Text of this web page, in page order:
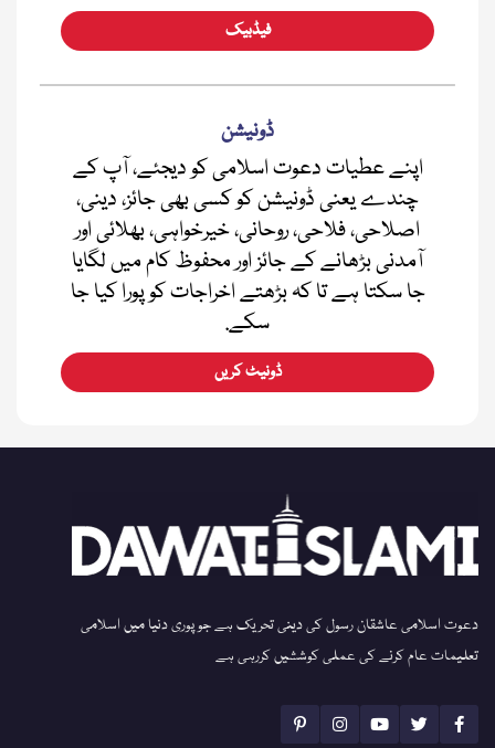
فیڈبیک
ڈونیشن
اپنے عطیات دعوت اسلامی کو دیجئے، آپ کے
چندے یعنی ڈونیشن کو کسی بھی جائز، دینی،
اصلاحی، فلاحی، روحانی، خیرخواہی، بھلائی اور
آمدنی بڑھانے کے جائز اور محفوظ کام میں لگایا
جا سکتا ہے تا کہ بڑھتے اخراجات کو پورا کیا جا
سکے.
ڈونیٹ کریں
دعوت اسلامی عاشقان رسول کی دینی تحریک ہے جو پوری دنیا میں اسلامی
تعلیمات عام کرنے کی عملی کوششیں کررہی ہے